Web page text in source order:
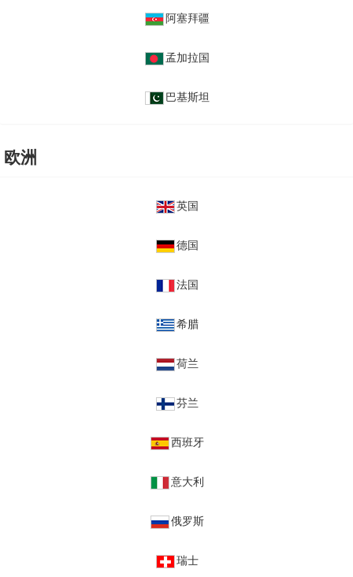
阿塞拜疆
孟加拉国
巴基斯坦
欧洲
英国
德国
法国
希腊
荷兰
芬兰
西班牙
意大利
俄罗斯
瑞士